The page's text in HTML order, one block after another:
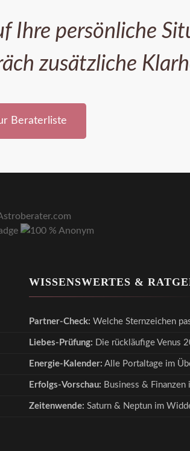
Ihre persönliche
zusätzliche
Beraterliste
WISSENSWERTES &
Partner-Check: Welche Sternzeichen
Liebes-Prüfung: Die rückläufige Venus
Energie-Kalender: Alle Portaltage im
Erfolgs-Vorschau: Business & Finanzen
Zeitenwende: Saturn & Neptun im